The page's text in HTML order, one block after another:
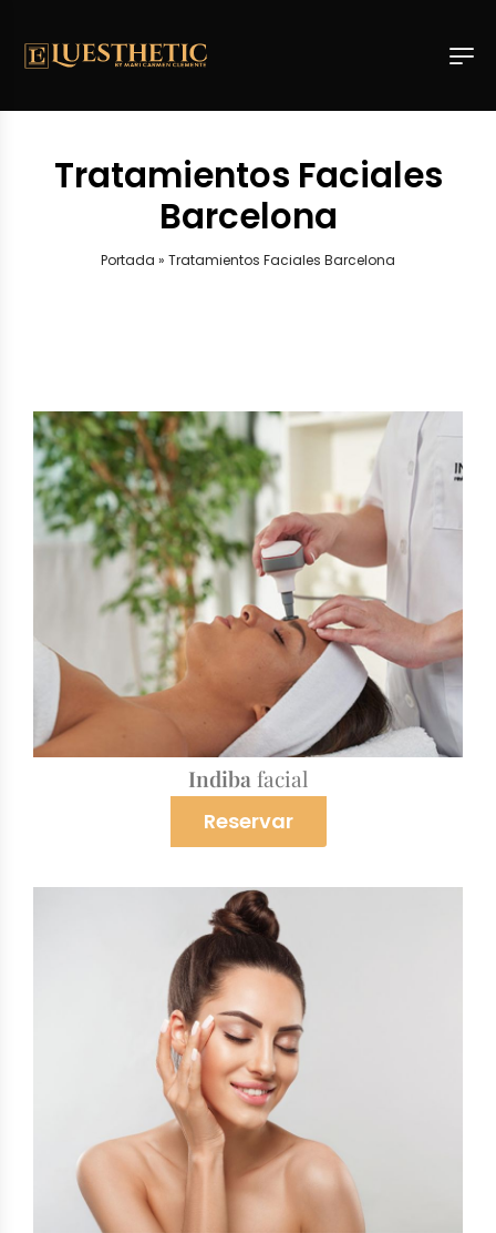
Tratamientos Faciales
Barcelona
Portada » Tratamientos Faciales Barcelona
Indiba facial
Reservar